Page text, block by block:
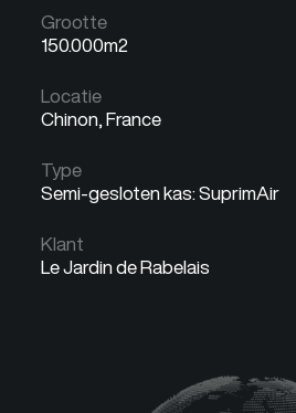
Grootte
150.000m2
Locatie
Chinon, France
Type
Semi-gesloten kas: SuprimAir
Klant
Le Jardin de Rabelais